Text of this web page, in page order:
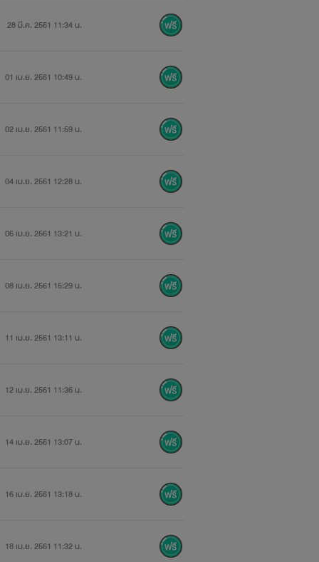
28 มี.ค. 2561 11:34 น.
01 เม.ย. 2561 10:49 น.
02 เม.ย. 2561 11:59 น.
04 เม.ย. 2561 12:28 น.
06 เม.ย. 2561 13:21 น.
08 เม.ย. 2561 15:29 น.
11 เม.ย. 2561 13:11 น.
12 เม.ย. 2561 11:36 น.
14 เม.ย. 2561 13:07 น.
16 เม.ย. 2561 13:18 น.
18 เม.ย. 2561 11:32 น.